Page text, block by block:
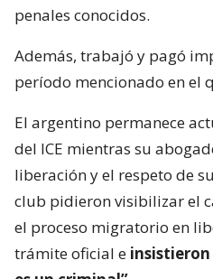
penales conocidos.
Además, trabajó y pagó
período mencionado en el
El argentino permanece
del ICE mientras su
liberación y el respeto de
club pidieron visibilizar el
el proceso migratorio en
trámite oficial e insistieron